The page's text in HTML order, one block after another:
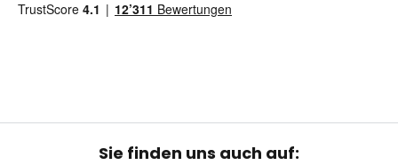
Sie finden uns auch auf: